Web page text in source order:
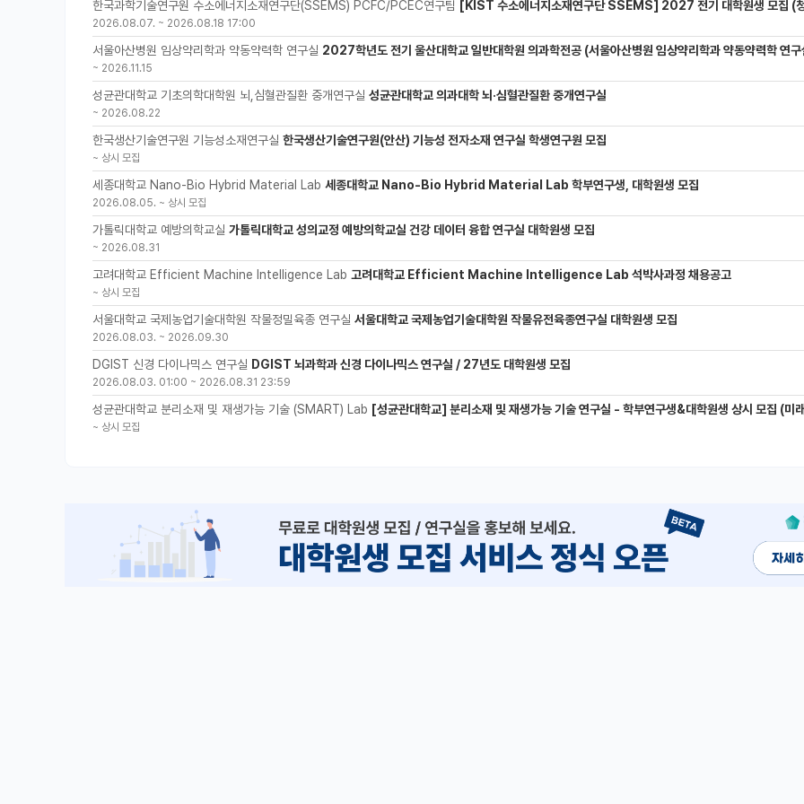
한국과학기술연구원 수소에너지소재연구단(SSEMS) PCFC/PCEC연구팀 [KIST 수소에너지소재연구단 SSEMS] 2027 전기 대학원생 모집 (청정수소 생산/활용을 위한 프로톤
2026.08.07. ~ 2026.08.18 17:00
서울아산병원 임상약리학과 약동약력학 연구실 2027학년도 전기 울산대학교 일반대학원 의과학전공 (서울아산병원 임상약리학과 약동약력학 연구실) 대학원생
~ 2026.11.15
성균관대학교 기초의학대학원 뇌,심혈관질환 중개연구실 성균관대학교 의과대학 뇌·심혈관질환 중개연구실
~ 2026.08.22
한국생산기술연구원 기능성소재연구실 한국생산기술연구원(안산) 기능성 전자소재 연구실 학생연구원 모집
~ 상시 모집
세종대학교 Nano-Bio Hybrid Material Lab 세종대학교 Nano-Bio Hybrid Material Lab 학부연구생, 대학원생 모집
2026.08.05. ~ 상시 모집
가톨릭대학교 예방의학교실 가톨릭대학교 성의교정 예방의학교실 건강 데이터 융합 연구실 대학원생 모집
~ 2026.08.31
고려대학교 Efficient Machine Intelligence Lab 고려대학교 Efficient Machine Intelligence Lab 석박사과정 채용공고
~ 상시 모집
서울대학교 국제농업기술대학원 작물정밀육종 연구실 서울대학교 국제농업기술대학원 작물유전육종연구실 대학원생 모집
2026.08.03. ~ 2026.09.30
DGIST 신경 다이나믹스 연구실 DGIST 뇌과학과 신경 다이나믹스 연구실 / 27년도 대학원생 모집
2026.08.03. 01:00 ~ 2026.08.31 23:59
성균관대학교 분리소재 및 재생가능 기술 (SMART) Lab [성균관대학교] 분리소재 및 재생가능 기술 연구실 - 학부연구생&대학원생 상시 모집 (미래에
~ 상시 모집